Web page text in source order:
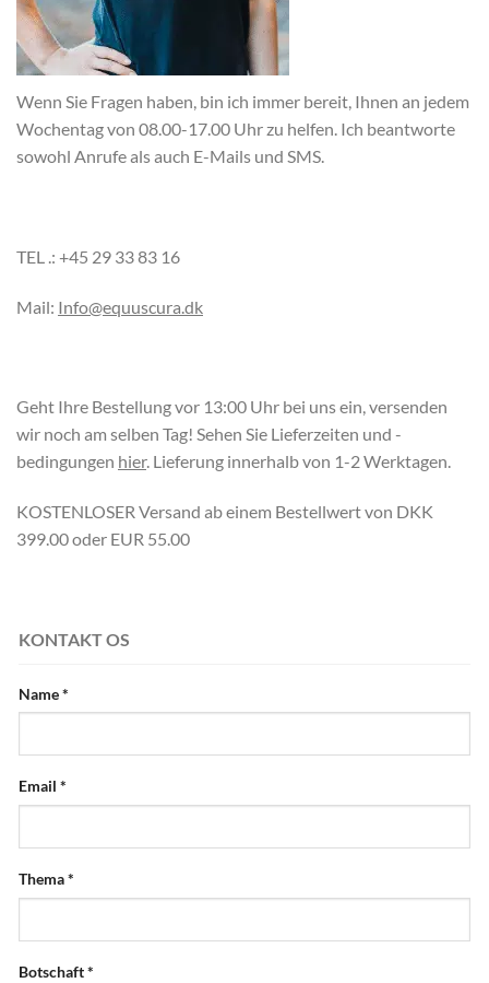
Wenn Sie Fragen haben, bin ich immer bereit, Ihnen an jedem
Wochentag von 08.00-17.00 Uhr zu helfen. Ich beantworte
sowohl Anrufe als auch E-Mails und SMS.
TEL .: +45 29 33 83 16
Mail: Info@equuscura.dk
Geht Ihre Bestellung vor 13:00 Uhr bei uns ein, versenden
wir noch am selben Tag! Sehen Sie Lieferzeiten und -
bedingungen hier. Lieferung innerhalb von 1-2 Werktagen.
KOSTENLOSER Versand ab einem Bestellwert von DKK
399.00 oder EUR 55.00
KONTAKT OS
Name*
Email *
Thema*
Botschaft*